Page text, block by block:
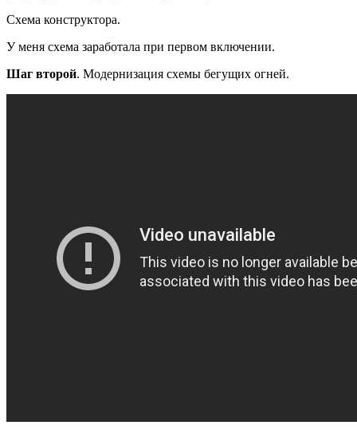
Схема конструктора.
У меня схема заработала при первом включении.
Шаг второй. Модернизация схемы бегущих огней.